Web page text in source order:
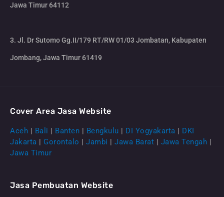
Jawa Timur 64112
3. Jl. Dr Sutomo Gg.II/179 RT/RW 01/03 Jombatan, Kabupaten
Jombang, Jawa Timur 61419
Cover Area Jasa Website
Aceh | Bali | Banten | Bengkulu | DI Yogyakarta | DKI
Jakarta | Gorontalo | Jambi | Jawa Barat | Jawa Tengah |
Jawa Timur
Jasa Pembuatan Website